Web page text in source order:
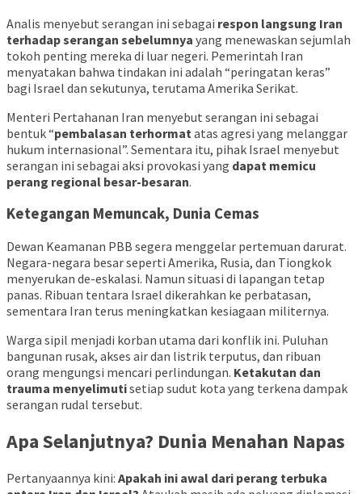
Analis menyebut serangan ini sebagai respon langsung Iran
terhadap serangan sebelumnya yang menewaskan sejumlah
tokoh penting mereka di luar negeri. Pemerintah Iran
menyatakan bahwa tindakan ini adalah “peringatan keras”
bagi Israel dan sekutunya, terutama Amerika Serikat.
Menteri Pertahanan Iran menyebut serangan ini sebagai
bentuk “pembalasan terhormat atas agresi yang melanggar
hukum internasional”. Sementara itu, pihak Israel menyebut
serangan ini sebagai aksi provokasi yang dapat memicu
perang regional besar-besaran.
Ketegangan Memuncak, Dunia Cemas
Dewan Keamanan PBB segera menggelar pertemuan darurat.
Negara-negara besar seperti Amerika, Rusia, dan Tiongkok
menyerukan de-eskalasi. Namun situasi di lapangan tetap
panas. Ribuan tentara Israel dikerahkan ke perbatasan,
sementara Iran terus meningkatkan kesiagaan militernya.
Warga sipil menjadi korban utama dari konflik ini. Puluhan
bangunan rusak, akses air dan listrik terputus, dan ribuan
orang mengungsi mencari perlindungan. Ketakutan dan
trauma menyelimutisetiap sudut kota yang terkena dampak
serangan rudal tersebut.
Apa Selanjutnya? Dunia Menahan Napas
Pertanyaannya kini: Apakah ini awal dari perang terbuka